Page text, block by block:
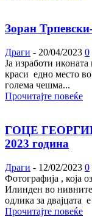
Зоран
Драги - 20/04/2023 0
Ја изработи иконата
краси едно место
голема чешма...
Прочитајте повеќе
ГОЦЕ
2023 година
Драги - 12/02/2023 0
Фотографија , која
Илинден во нивните
одлика за двајцата
Прочитајте повеќе